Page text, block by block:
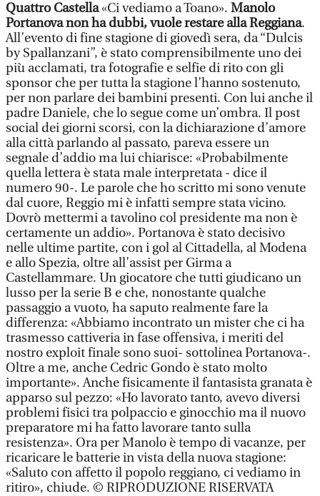
Quattro Castella«Ci vediamo a Toano». Manolo
Portanova non ha dubbi, vuole restare alla Reggiana.
All’evento di fine stagione di giovedì sera, da “Dulcis
by Spallanzani”, è stato comprensibilmente uno dei
più acclamati, tra fotografie e selfie di rito con gli
sponsor che per tutta la stagione l’hanno sostenuto,
per non parlare dei bambini presenti. Con lui anche il
padre Daniele, che lo segue come un’ombra. Il post
social dei giorni scorsi, con la dichiarazione d’amore
alla città parlando al passato, pareva essere un
segnale d’addio ma lui chiarisce: «Probabilmente
quella lettera è stata male interpretata - dice il
numero 90-. Le parole che ho scritto mi sono venute
dal cuore, Reggio mi è infatti sempre stata vicino.
Dovrò mettermi a tavolino col presidente ma non è
certamente un addio». Portanova è stato decisivo
nelle ultime partite, con i gol al Cittadella, al Modena
e allo Spezia, oltre all’assist per Girma a
Castellammare. Un giocatore che tutti giudicano un
lusso per la serie B e che, nonostante qualche
passaggio a vuoto, ha saputo realmente fare la
differenza: «Abbiamo incontrato un mister che ci ha
trasmesso cattiveria in fase offensiva, i meriti del
nostro exploit finale sono suoi- sottolinea Portanova-.
Oltre a me, anche Cedric Gondo è stato molto
importante». Anche fisicamente il fantasista granata è
apparso sul pezzo: «Ho lavorato tanto, avevo diversi
problemi fisici tra polpaccio e ginocchio ma il nuovo
preparatore mi ha fatto lavorare tanto sulla
resistenza». Ora per Manolo è tempo di vacanze, per
ricaricare le batterie in vista della nuova stagione:
«Saluto con affetto il popolo reggiano, ci vediamo in
ritiro», chiude. © RIPRODUZIONE RISERVATA